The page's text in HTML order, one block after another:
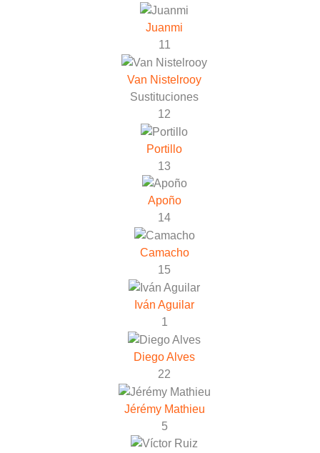
Juanmi
11
Van Nistelrooy
Sustituciones
12
Portillo
13
Apoño
14
Camacho
15
Iván Aguilar
1
Diego Alves
22
Jérémy Mathieu
5